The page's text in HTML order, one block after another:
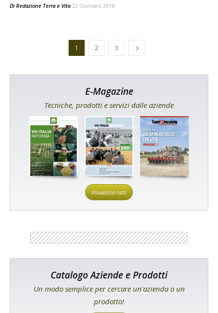
Di Redazione Terra e Vita 22 Gennaio 2018
1 2 3
E-Magazine
Tecniche, prodotti e servizi dalle aziende
Visualizza tutti
Catalogo Aziende e Prodotti
Un modo semplice per cercare un'azienda o un
prodotto!